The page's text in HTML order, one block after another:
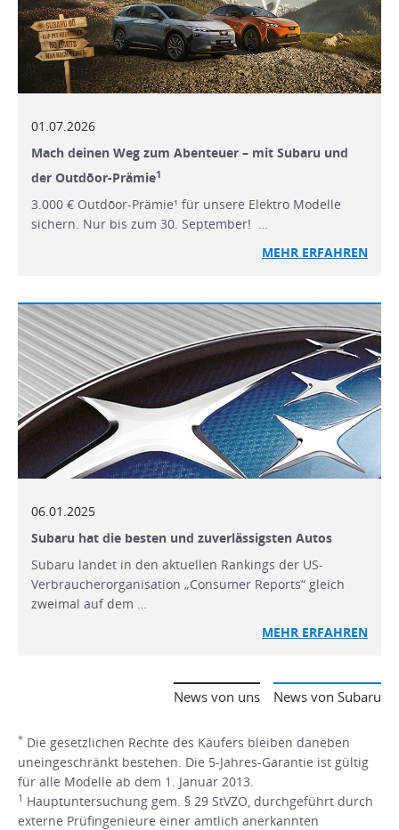
01.07.2026
Mach deinen Weg zum Abenteuer – mit Subaru und
der Outdōor-Prämie1
3.000 € Outdōor-Prämie¹ für unsere Elektro Modelle
sichern. Nur bis zum 30. September! …
MEHR ERFAHREN
06.01.2025
Subaru hat die besten und zuverlässigsten Autos
Subaru landet in den aktuellen Rankings der US-
Verbraucherorganisation „Consumer Reports“ gleich
zweimal auf dem …
MEHR ERFAHREN
News von Subaru
News von uns
* Die gesetzlichen Rechte des Käufers bleiben daneben
uneingeschränkt bestehen. Die 5-Jahres-Garantie ist gültig
für alle Modelle ab dem 1. Januar 2013.
1 Hauptuntersuchung gem. § 29 StVZO, durchgeführt durch
externe Prüfingenieure einer amtlich anerkannten